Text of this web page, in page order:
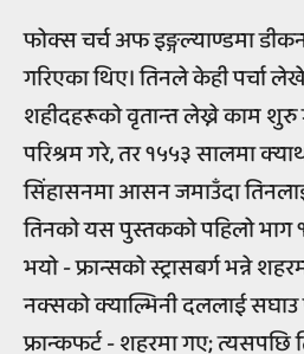
फोक्स चर्च अफ इङ्गल्याण्डमा
गरिएका थिए। तिनले केही पर्चा
शहीदहरूको वृतान्त लेख्ने काम शुरु
परिश्रम गरे, तर १५५३ सालमा
सिंहासनमा आसन जमाउँदा
तिनको यस पुस्तकको पहिलो भाग
भयो - फ्रान्सको स्ट्रासबर्ग भन्ने
नक्सको क्याल्भिनी दललाई सघाउ
फ्रान्कफर्ट - शहरमा गए; त्यसपछि